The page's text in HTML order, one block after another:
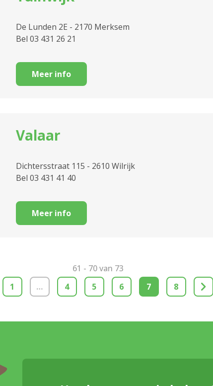
De Lunden 2E - 2170 Merksem
Bel 03 431 26 21
Meer info
Valaar
Dichtersstraat 115 - 2610 Wilrijk
Bel 03 431 41 40
Meer info
61 - 70 van 73
1
… 4 5 6 7 8